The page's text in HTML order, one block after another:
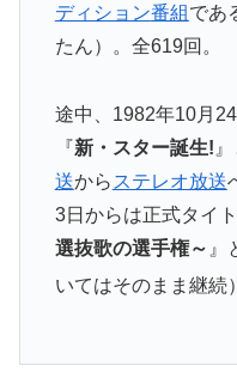
ディション番組 であ
たん）。全619回。
途中、1982年10月
『新・ スター誕生!
送から ステレオ放送
3日からは正式タイ
選抜歌の選手権～ 』
いてはそのまま継続）